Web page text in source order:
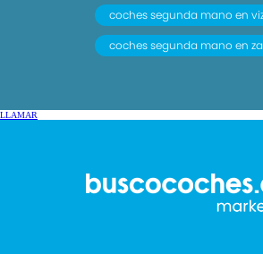
coches segunda mano en
coches segunda mano en
LLAMAR